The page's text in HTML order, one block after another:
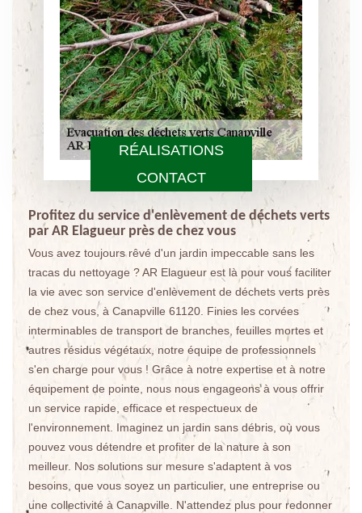
RÉALISATIONS
CONTACT
Profitez du service d'enlèvement de déchets verts
par AR Elagueur près de chez vous
Vous avez toujours rêvé d'un jardin impeccable sans les
tracas du nettoyage ? AR Elagueur est là pour vous faciliter
la vie avec son service d'enlèvement de déchets verts près
de chez vous, à Canapville 61120. Finies les corvées
interminables de transport de branches, feuilles mortes et
autres résidus végétaux, notre équipe de professionnels
s'en charge pour vous ! Grâce à notre expertise et à notre
équipement de pointe, nous nous engageons à vous offrir
un service rapide, efficace et respectueux de
l'environnement. Imaginez un jardin sans débris, où vous
pouvez vous détendre et profiter de la nature à son
meilleur. Nos solutions sur mesure s'adaptent à vos
besoins, que vous soyez un particulier, une entreprise ou
une collectivité à Canapville. N'attendez plus pour redonner